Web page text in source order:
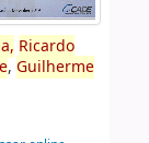
Ricardo
, Guilherme